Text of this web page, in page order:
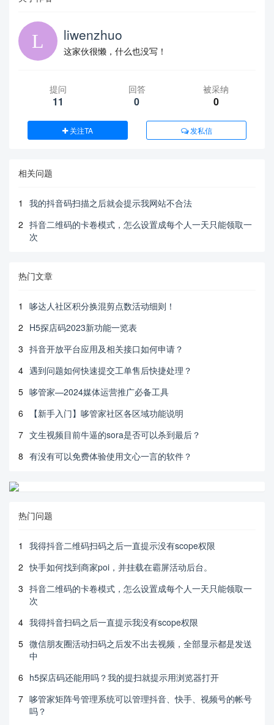
liwenzhuo
这家伙很懒，什么也没写！
提问
11
回答
0
被采纳
0
关注TA 发私信
相关问题
1
我的抖音码扫描之后就会提示我网站不合法
2 抖音二维码的卡卷模式，怎么设置成每个人一天只能领取一
次
热门文章
1
哆达人社区积分换混剪点数活动细则！
2 H5探店码2023新功能一览表
3 抖音开放平台应用及相关接口如何申请？
4 遇到问题如何快速提交工单售后快捷处理？
5 哆管家—2024媒体运营推广必备工具
6
【新手入门】哆管家社区各区域功能说明
7 文生视频目前牛逼的sora是否可以杀到最后？
8 有没有可以免费体验使用文心一言的软件？
热门问题
1
我得抖音二维码扫码之后一直提示没有scope权限
2 快手如何找到商家poi，并挂载在霸屏活动后台。
3 抖音二维码的卡卷模式，怎么设置成每个人一天只能领取一
次
4 我得抖音扫码之后一直提示我没有scope权限
5 微信朋友圈活动扫码之后发不出去视频，全部显示都是发送
中
6 h5探店码还能用吗？我的提扫就提示用浏览器打开
7 哆管家矩阵号管理系统可以管理抖音、快手、视频号的帐号
吗？